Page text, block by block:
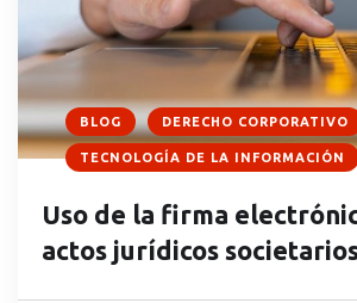
BLOG DERECHO CORPORATIVO
TECNOLOGÍA DE LA INFORMACIÓN
Uso de la firma
actos jurídicos